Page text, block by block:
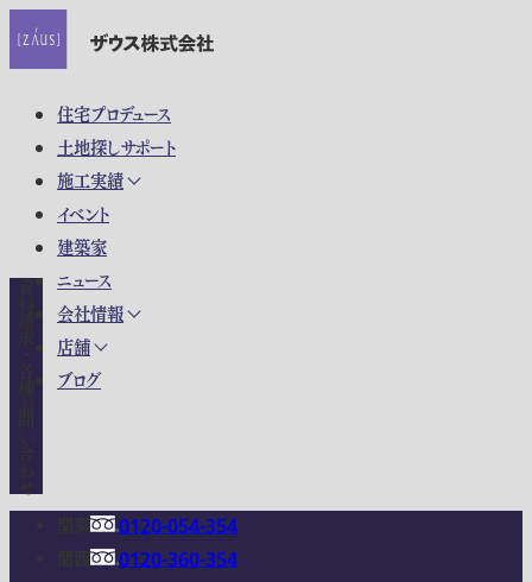
住宅プロデュース
土地探しサポート
施工実績
イベント
建築家
ニュース
会社情報
店舗
ブログ
0120-054-354
0120-360-354